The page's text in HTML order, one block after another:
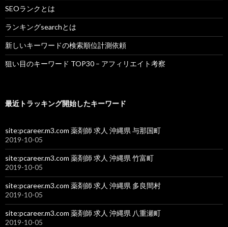
SEOランクとは
ランキングsearchとは
新しいキーワードの検索順位計測依頼
狙い目のキーワード TOP30 – アフィリエイト考察
最近トラッキング開始したキーワード
site:pcareer.m3.com 薬剤師 求人 沖縄県 与那国町
2019-10-05
site:pcareer.m3.com 薬剤師 求人 沖縄県 竹富町
2019-10-05
site:pcareer.m3.com 薬剤師 求人 沖縄県 多良間村
2019-10-05
site:pcareer.m3.com 薬剤師 求人 沖縄県 八重瀬町
2019-10-05